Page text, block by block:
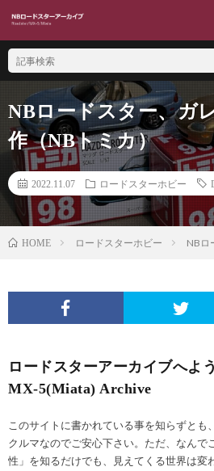
NBロードスター、ガ
作（NBトミカ）
2022.11.07 ロードスターホビー
HOME ロードスターホビー NBロ
ロードスターアーカイブへよ
MX-5(Miata) Archive
このサイトに書かれている事を知らずとも
クルマなのでご安心下さい。ただ、なんで
性」を知るだけでも、見えてくる世界は変